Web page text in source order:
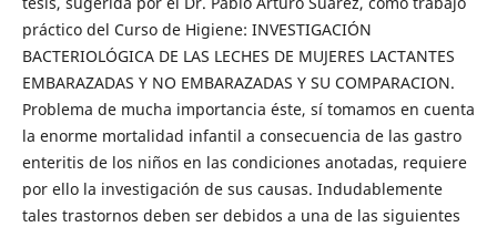
práctico del Curso de Higiene: INVESTIGACIÓN
BACTERIOLÓGICA DE LAS LECHES DE MUJERES LACTANTES
EMBARAZADAS Y NO EMBARAZADAS Y SU COMPARACION.
Problema de mucha importancia éste, sí tomamos en cuenta
la enorme mortalidad infantil a consecuencia de las gastro
enteritis de los niños en las condiciones anotadas, requiere
por ello la investigación de sus causas. Indudablemente
tales trastornos deben ser debidos a una de las siguientes